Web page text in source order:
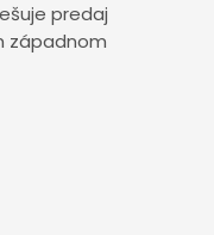
predaj
západnom